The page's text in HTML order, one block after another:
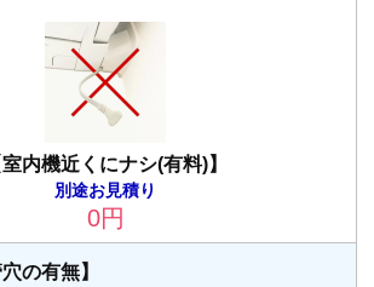
室内機近くにナシ(有料)】
別途お見積り
0円
の有無】